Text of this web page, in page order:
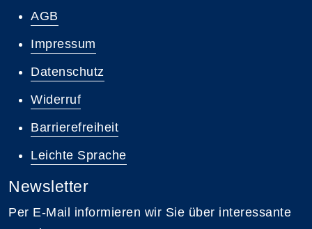
AGB
Impressum
Datenschutz
Widerruf
Barrierefreiheit
Leichte Sprache
Newsletter
Per E-Mail informieren wir Sie über interessante